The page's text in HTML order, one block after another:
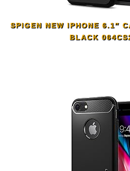
SPIGEN NEW IPHONE 6.1″
BLACK